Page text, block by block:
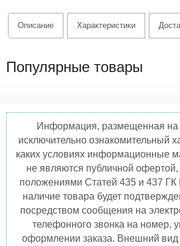
Описание Характеристики
Популярные товары
Информация, размещенная на
исключительно ознакомительный
каких условиях информационные
не являются публичной
положениями Статей 435 и 437
наличие товара будет
посредством сообщения на
телефонного звонка на номер,
оформлении заказа. Внешний вид